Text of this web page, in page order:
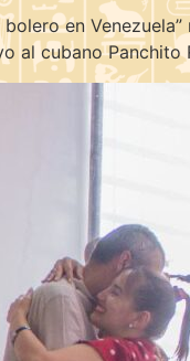
en
al cubano Panchito